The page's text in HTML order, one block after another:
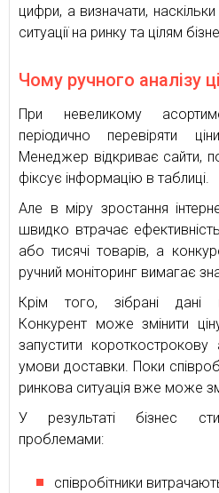
цифри, а визначати,
ситуації на ринку та цілям
Чому ручного аналізу
При невеликому
періодично перевіряти
Менеджер відкриває сайти,
фіксує інформацію в таблиці.
Але в міру зростання
швидко втрачає
або тисячі товарів, а
ручний моніторинг вимагає
Крім того, зібрані дані
Конкурент може змінити
запустити
умови доставки. Поки
ринкова ситуація вже може
У результаті бізнес
проблемами:
співробітники